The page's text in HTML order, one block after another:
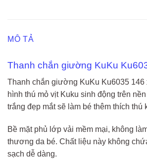
MÔ TẢ
Thanh chắn giường KuKu
Thanh chắn giường KuKu Ku6035 146
hình thú mỏ vịt Kuku sinh động trên
trắng đẹp mắt sẽ làm bé thêm thích thú
Bề mặt phủ lớp vải mềm mại, không
thương da bé. Chất liệu này không
sạch dễ dàng.